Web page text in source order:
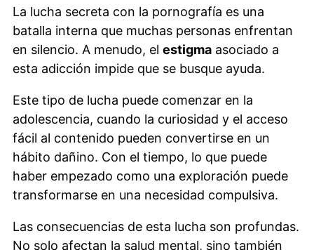
La lucha secreta con la pornografía es una
batalla interna que muchas personas enfrentan
en silencio. A menudo, el estigma asociado a
esta adicción impide que se busque ayuda.
Este tipo de lucha puede comenzar en la
adolescencia, cuando la curiosidad y el acceso
fácil al contenido pueden convertirse en un
hábito dañino. Con el tiempo, lo que puede
haber empezado como una exploración puede
transformarse en una necesidad compulsiva.
Las consecuencias de esta lucha son profundas.
No solo afectan la salud mental, sino también